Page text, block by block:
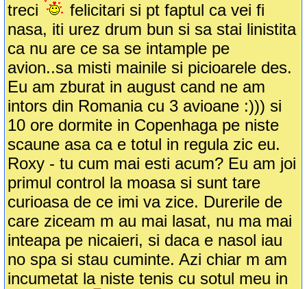
treci
felicitari si pt faptul ca vei fi
nasa, iti urez drum bun si sa stai linistita
ca nu are ce sa se intample pe
avion..sa misti mainile si picioarele des.
Eu am zburat in august cand ne am
intors din Romania cu 3 avioane :))) si
10 ore dormite in Copenhaga pe niste
scaune asa ca e totul in regula zic eu.
Roxy - tu cum mai esti acum? Eu am joi
primul control la moasa si sunt tare
curioasa de ce imi va zice. Durerile de
care ziceam m au mai lasat, nu ma mai
inteapa pe nicaieri, si daca e nasol iau
no spa si stau cuminte. Azi chiar m am
incumetat la niste tenis cu sotul meu in